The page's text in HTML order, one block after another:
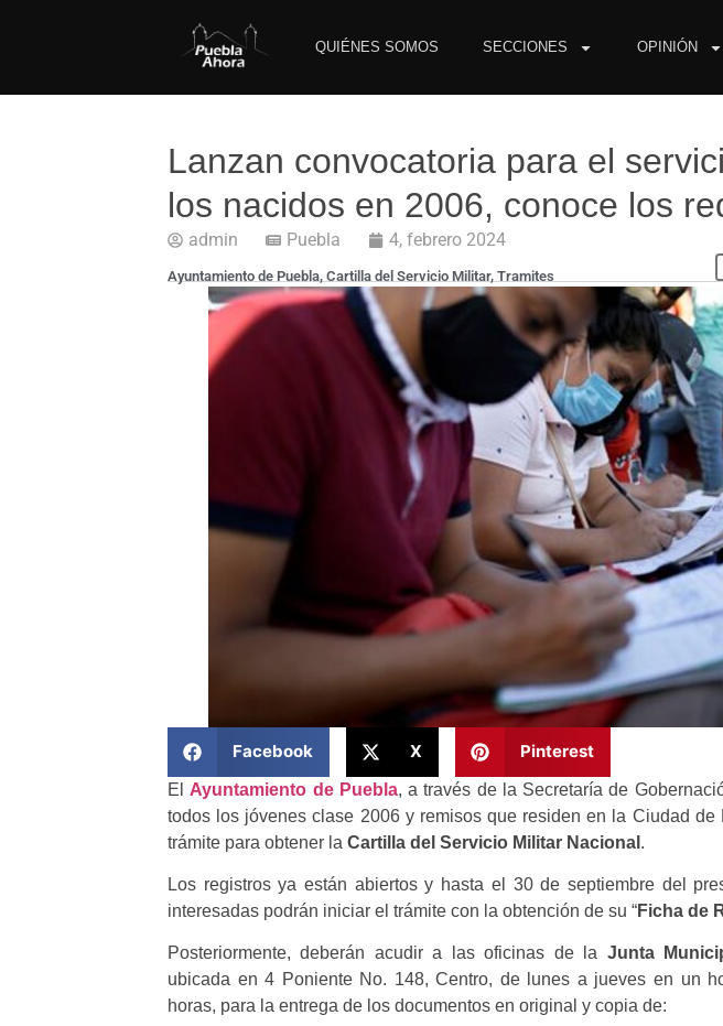
QUIÉNES SOMOS SECCIONES OPINIÓN
Lanzan convocatoria para el
los nacidos en 2006, conoce los
admin Puebla 4, febrero 2024
Ayuntamiento de Puebla, Cartilla del Servicio Militar, Tramites
Facebook X Pinterest
El Ayuntamiento de Puebla, a través de la Secretaría de
todos los jóvenes clase 2006 y remisos que residen en la Ciudad de
trámite para obtener la Cartilla del Servicio Militar Nacional .
Los registros ya están abiertos y hasta el 30 de septiembre del
interesadas podrán iniciar el trámite con la obtención de su “Ficha de
Posteriormente, deberán acudir a las oficinas de la Junta
ubicada en 4 Poniente No. 148, Centro, de lunes a jueves en un
horas, para la entrega de los documentos en original y copia de: